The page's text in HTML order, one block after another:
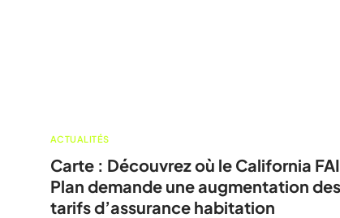
ACTUALITÉS
Carte : Découvrez où le California
Plan demande une augmentation des
tarifs d’assurance habitation